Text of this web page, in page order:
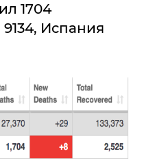
1704
Испания